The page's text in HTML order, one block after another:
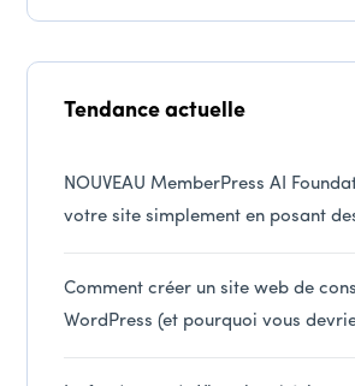
Tendance actuelle
NOUVEAU MemberPress AI
votre site simplement en posant
Comment créer un site web de
WordPress (et pourquoi vous